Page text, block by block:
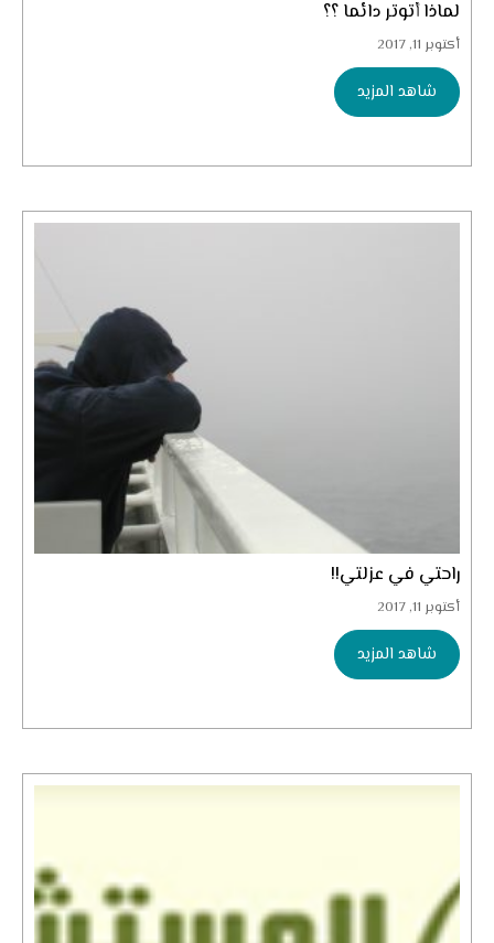
لماذا أتوتر دائما ؟؟
أكتوبر 11, 2017
شاهد المزيد
راحتي في عزلتي!!
أكتوبر 11, 2017
شاهد المزيد